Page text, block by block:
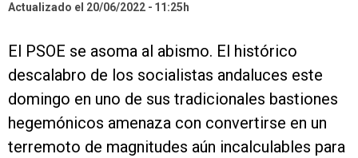
Actualizado el 20/06/2022
11:25h
El PSOE se asoma al abismo. El histórico
descalabro de los socialistas andaluces este
domingo en uno de sus tradicionales bastiones
hegemónicos amenaza con convertirse en un
terremoto de magnitudes aún incalculables para